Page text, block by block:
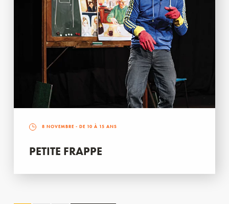
8 NOVEMBRE - DE 10 À 15 ANS
PETITE FRAPPE